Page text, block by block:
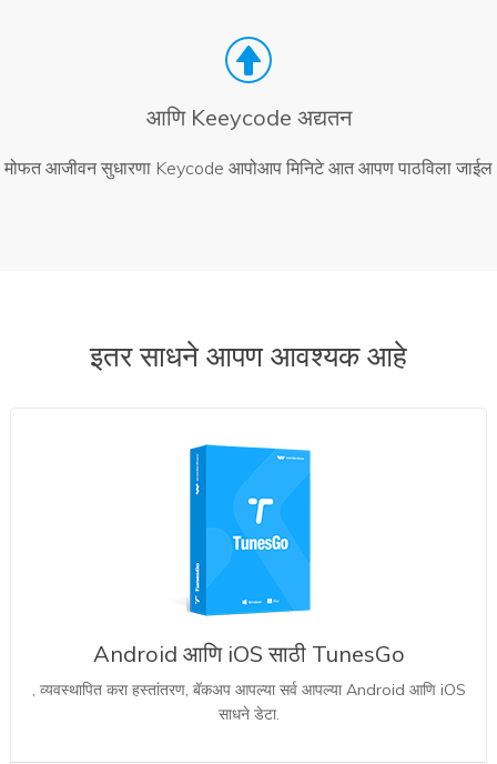
आणि Keeycode अद्यतन
मोफत आजीवन सुधारणा Keycode आपोआप मिनिटे आत आपण पाठविला जाईल
इतर साधने आपण आवश्यक आहे
Android आणि iOS साठी TunesGo
, व्यवस्थापित करा हस्तांतरण, बॅकअप आपल्या सर्व आपल्या Android आणि iOS
साधने डेटा.